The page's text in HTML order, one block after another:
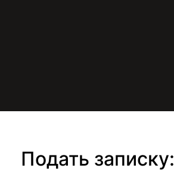
Подать записку: